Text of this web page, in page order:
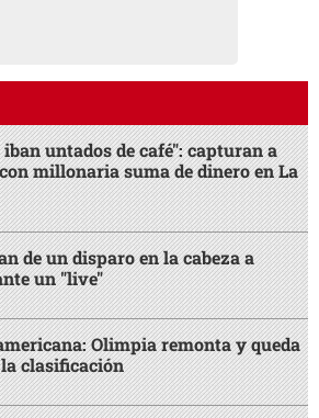
untados de café": capturan a
millonaria suma de dinero en La
de un disparo en la cabeza a
un "live"
Olimpia remonta y queda
clasificación